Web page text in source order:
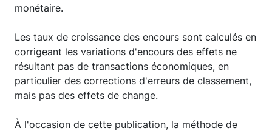
monétaire.
Les taux de croissance des encours sont calculés en
corrigeant les variations d'encours des effets ne
résultant pas de transactions économiques, en
particulier des corrections d'erreurs de classement,
mais pas des effets de change.
À l'occasion de cette publication, la méthode de